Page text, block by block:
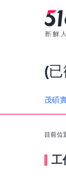
(
茂碩
目前位
工